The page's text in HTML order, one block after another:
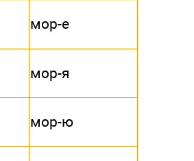
мор-е
мор-я
мор-ю